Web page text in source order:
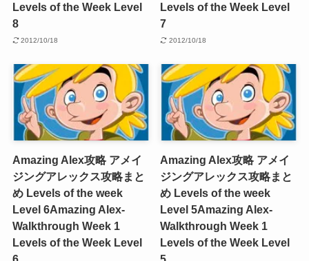
Levels of the Week Level
8
2012/10/18
Levels of the Week Level
7
2012/10/18
Amazing Alex攻略 アメイ
ジングアレックス攻略まと
め Levels of the week
Level 6Amazing Alex-
Walkthrough Week 1
Levels of the Week Level
Amazing Alex攻略 アメイ
ジングアレックス攻略まと
め Levels of the week
Level 5Amazing Alex-
Walkthrough Week 1
Levels of the Week Level